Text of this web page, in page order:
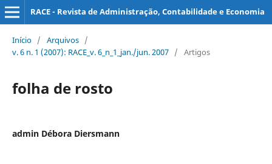
RACE - Revista de Administração, Contabilidade e Economia
Início / Arquivos /
v. 6 n. 1 (2007): RACE_v. 6_n_1_jan./jun. 2007 / Artigos
folha de rosto
admin Débora Diersmann